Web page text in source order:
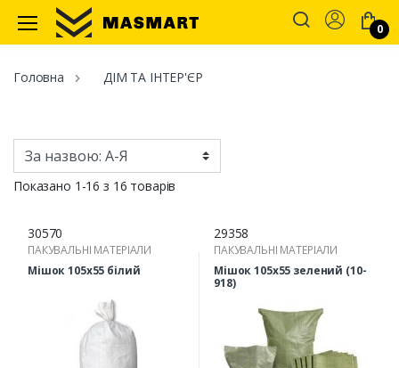
Masmart
Account
0
Головна ДІМ ТА ІНТЕР'ЄР
Показано 1-16 з 16 товарів
30570
ПАКУВАЛЬНІ МАТЕРІАЛИ
Мішок 105х55 білий
29358
ПАКУВАЛЬНІ МАТЕРІАЛИ
Мішок 105х55 зелений (10-
918)